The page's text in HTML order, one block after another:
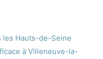
les Hauts-de-Seine
à Villeneuve-la-